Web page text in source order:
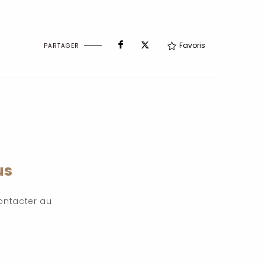
PARTAGER Favoris
au